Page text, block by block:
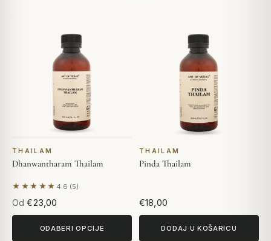
THAILAM
Dhanwantharam Thailam
★★★★★ 4.6 (5)
Na temelju 5 recenzija
Od €23,00
ODABERI OPCIJE
THAILAM
Pinda Thailam
€18,00
DODAJ U KOŠARICU